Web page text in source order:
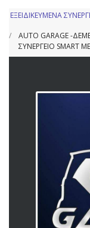
ΕΞΕΙΔΙΚΕΥΜΕΝΑ
AUTO GARAGE -
ΣΥΝΕΡΓΕΙΟ SMART